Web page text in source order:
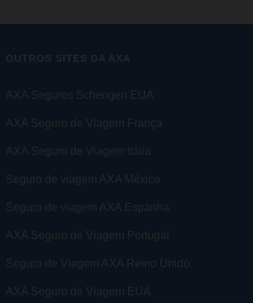
OUTROS SITES DA AXA
AXA Seguros Schengen EUA
AXA Seguro de Viagem França
AXA Seguro de Viagem Itália
Seguro de viagem AXA México
Seguro de viagem AXA Espanha
AXA Seguro de Viagem Portugal
Seguro de Viagem AXA Reino Unido
AXA Seguro de Viagem EUA